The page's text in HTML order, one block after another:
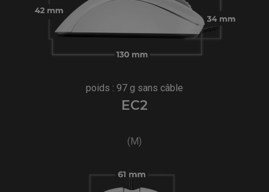
poids : 97 g sans câble
EC2
(M)